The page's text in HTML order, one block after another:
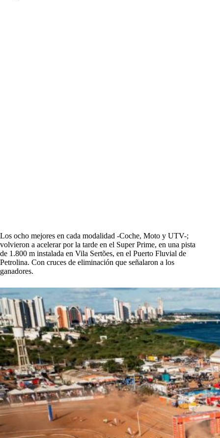
Los ocho mejores en cada modalidad -Coche, Moto y UTV-;
volvieron a acelerar por la tarde en el Super Prime, en una pista
de 1.800 m instalada en Vila Sertões, en el Puerto Fluvial de
Petrolina. Con cruces de eliminación que señalaron a los
ganadores.